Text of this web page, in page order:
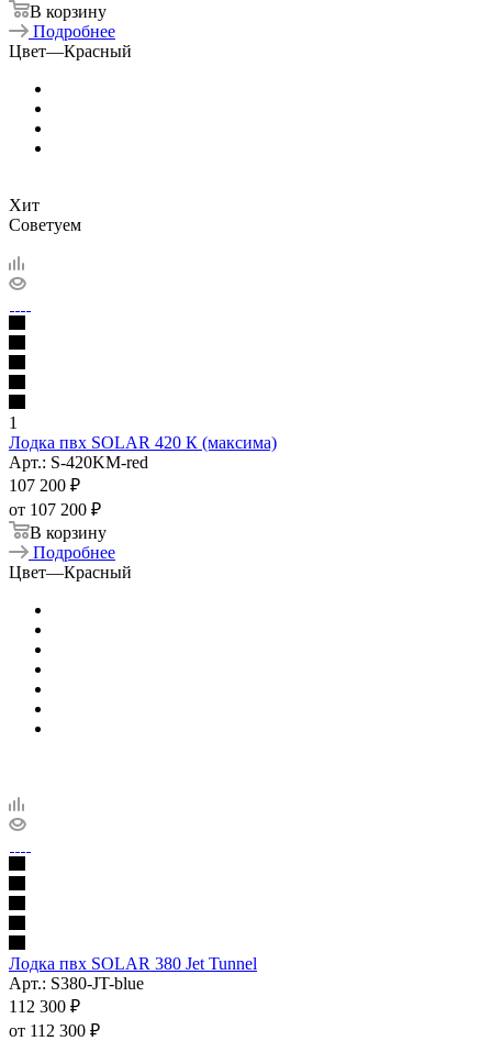
В корзину
Подробнее
Цвет—Красный
Хит
Советуем
1
Лодка пвх SOLAR 420 К (максима)
Арт.: S-420KM-red
107 200 ₽
от 107 200 ₽
В корзину
Подробнее
Цвет—Красный
Лодка пвх SOLAR 380 Jet Tunnel
Арт.: S380-JT-blue
112 300 ₽
от 112 300 ₽